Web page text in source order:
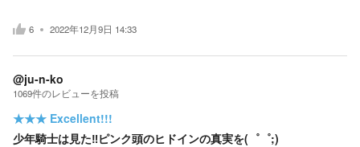
6 2022年12月9日 14:33
@ju-n-ko
1069件のレビューを投稿
★★★ Excellent!!!
少年騎士は見た‼️ピンク頭のヒドインの真実を(゜゜;)